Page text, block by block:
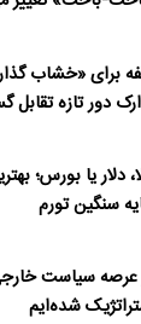
برای «خشاب
دور تازه تقابل
دلار یا بورس؛
سنگین تورم
عرصه سیاست
شده‌ایم